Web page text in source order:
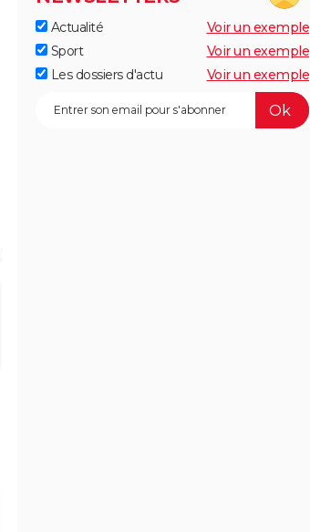
Actualité
Voir un exemple
Sport
Voir un exemple
Les dossiers d'actu
Voir un exemple